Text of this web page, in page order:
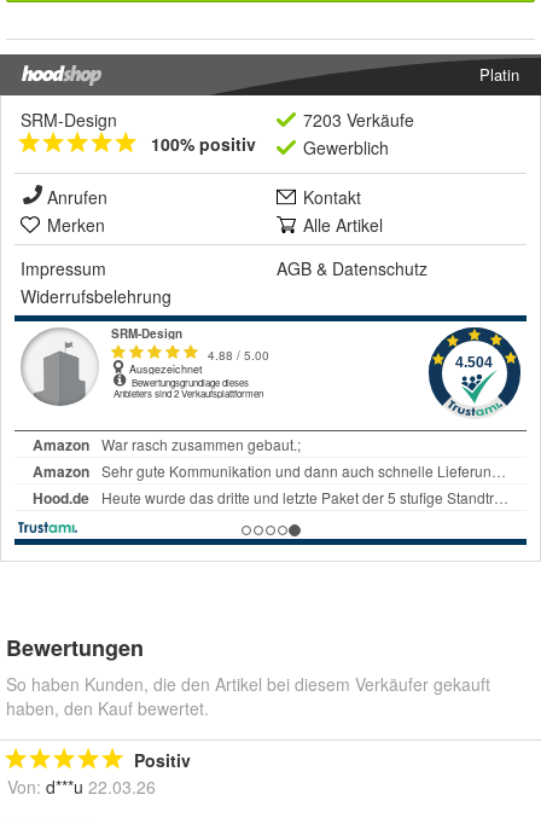
Platin
SRM-Design
100% positiv
7203 Verkäufe
Gewerblich
Anrufen
Kontakt
Merken
Alle Artikel
Impressum
AGB & Datenschutz
Widerrufsbelehrung
Bewertungen
So haben Kunden, die den Artikel bei diesem Verkäufer gekauft
haben, den Kauf bewertet.
Positiv
Von: d***u 22.03.26